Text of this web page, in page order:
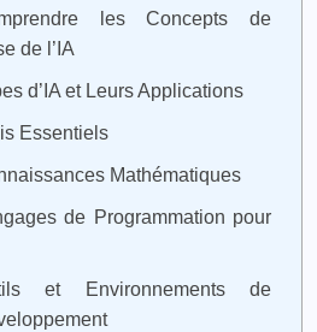
les Concepts de
de l’IA
d’IA et Leurs Applications
Essentiels
Mathématiques
de Programmation pour
et Environnements de